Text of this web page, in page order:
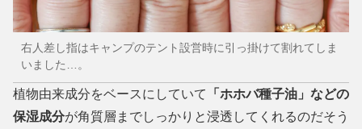
右人差し指はキャンプのテント設営時に引っ掛けて割れてしま
いました…。
植物由来成分をベースにしていて
「ホホバ種子油」などの
保湿成分が角質層までしっかりと浸透してくれるのだそう